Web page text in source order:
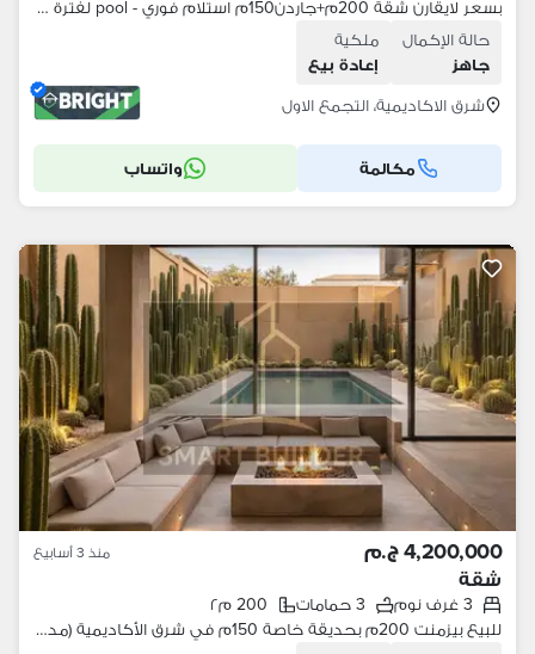
بسعر لايقارن شقة 200م+جاردن150م استلام فوري - pool لفترة محدوده
حالة الإكمال
جاهز
ملكية
إعادة بيع
شرق الاكاديمية، التجمع الاول
مكالمة واتساب
4,200,000 ج.م منذ 3 أسابيع
شقة
3 غرف نوم 3 حمامات
200 م٢
للبيع بيزمنت 200م بحديقة خاصة 150م في شرق الأكاديمية (مدخل خاص)